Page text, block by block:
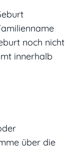
noch nicht
innerhalb
über die